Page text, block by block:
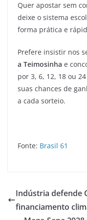
Quer apostar sem
deixe o sistema
forma prática e
Prefere insistir nos
a Teimosinha e
por 3, 6, 12, 18 ou
suas chances de
a cada sorteio.
Fonte: Brasil 61
Indústria defende
financiamento